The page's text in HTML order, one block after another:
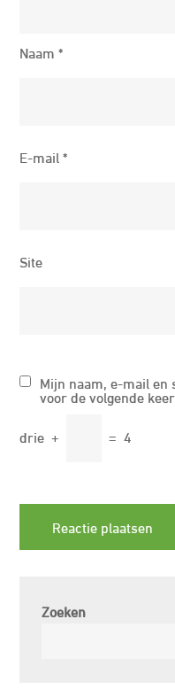
Naam*
E-mail*
Site
Mijn naam, e-mail
voor de volgende
drie + = 4
Zoeken